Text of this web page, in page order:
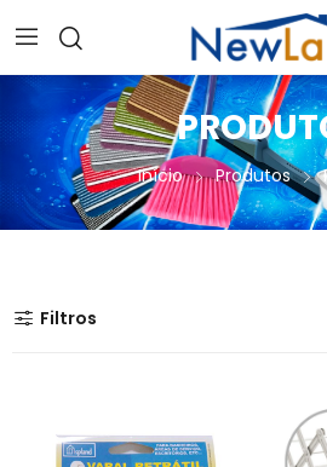
Secure crypto portfolio manager for
Visit Ledger Live
- easily manage,
Início Produtos
Filtros